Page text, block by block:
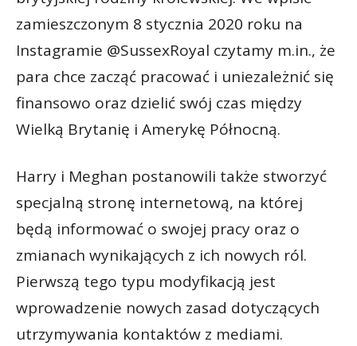
zamieszczonym 8 stycznia 2020 roku na
Instagramie @SussexRoyal czytamy m.in., że
para chce zacząć pracować i uniezależnić się
finansowo oraz dzielić swój czas między
Wielką Brytanię i Amerykę Północną.
Harry i Meghan postanowili także stworzyć
specjalną stronę internetową, na której
będą informować o swojej pracy oraz o
zmianach wynikających z ich nowych ról.
Pierwszą tego typu modyfikacją jest
wprowadzenie nowych zasad dotyczących
utrzymywania kontaktów z mediami.